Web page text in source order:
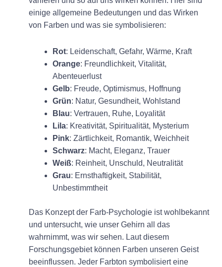
einige allgemeine Bedeutungen und das Wirken
von Farben und was sie symbolisieren:
Rot: Leidenschaft, Gefahr, Wärme, Kraft
Orange: Freundlichkeit, Vitalität,
Abenteuerlust
Gelb: Freude, Optimismus, Hoffnung
Grün: Natur, Gesundheit, Wohlstand
Blau: Vertrauen, Ruhe, Loyalität
Lila: Kreativität, Spiritualität, Mysterium
Pink: Zärtlichkeit, Romantik, Weichheit
Schwarz: Macht, Eleganz, Trauer
Weiß: Reinheit, Unschuld, Neutralität
Grau: Ernsthaftigkeit, Stabilität,
Unbestimmtheit
Das Konzept der Farb-Psychologie ist wohlbekannt
und untersucht, wie unser Gehirn all das
wahrnimmt, was wir sehen. Laut diesem
Forschungsgebiet können Farben unseren Geist
beeinflussen. Jeder Farbton symbolisiert eine